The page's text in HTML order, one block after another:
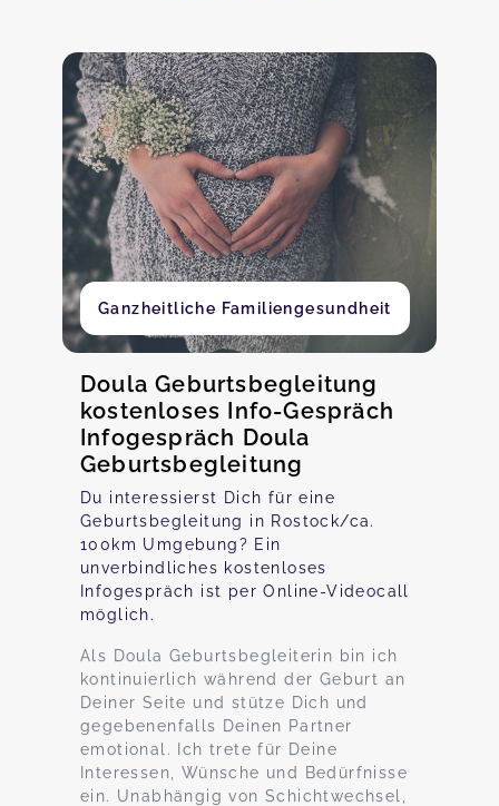
Ganzheitliche Familiengesundheit
Doula Geburtsbegleitung
kostenloses Info-Gespräch
Infogespräch Doula
Geburtsbegleitung
Du interessierst Dich für eine
Geburtsbegleitung in Rostock/ca.
100km Umgebung? Ein
unverbindliches kostenloses
Infogespräch ist per Online-Videocall
möglich.
Als Doula Geburtsbegleiterin bin ich
kontinuierlich während der Geburt an
Deiner Seite und stütze Dich und
gegebenenfalls Deinen Partner
emotional. Ich trete für Deine
Interessen, Wünsche und Bedürfnisse
ein. Unabhängig von Schichtwechsel,